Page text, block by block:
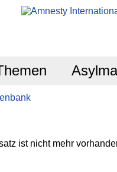
ist nicht mehr